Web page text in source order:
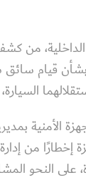
الداخلية،
بشأن قيام
الأمنية
إخطارًا من
النحو